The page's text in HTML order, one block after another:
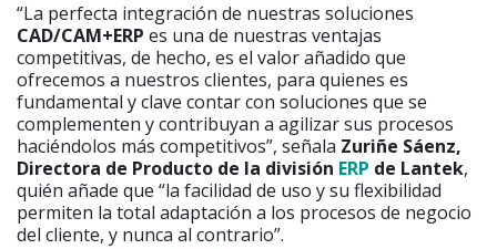
“La perfecta integración de nuestras soluciones
CAD/CAM+ERP es una de nuestras ventajas
competitivas, de hecho, es el valor añadido que
ofrecemos a nuestros clientes, para quienes es
fundamental y clave contar con soluciones que se
complementen y contribuyan a agilizar sus procesos
haciéndolos más competitivos”, señala Zuriñe Sáenz,
Directora de Producto de la división ERP de Lantek,
quién añade que “la facilidad de uso y su flexibilidad
permiten la total adaptación a los procesos de negocio
del cliente, y nunca al contrario”.